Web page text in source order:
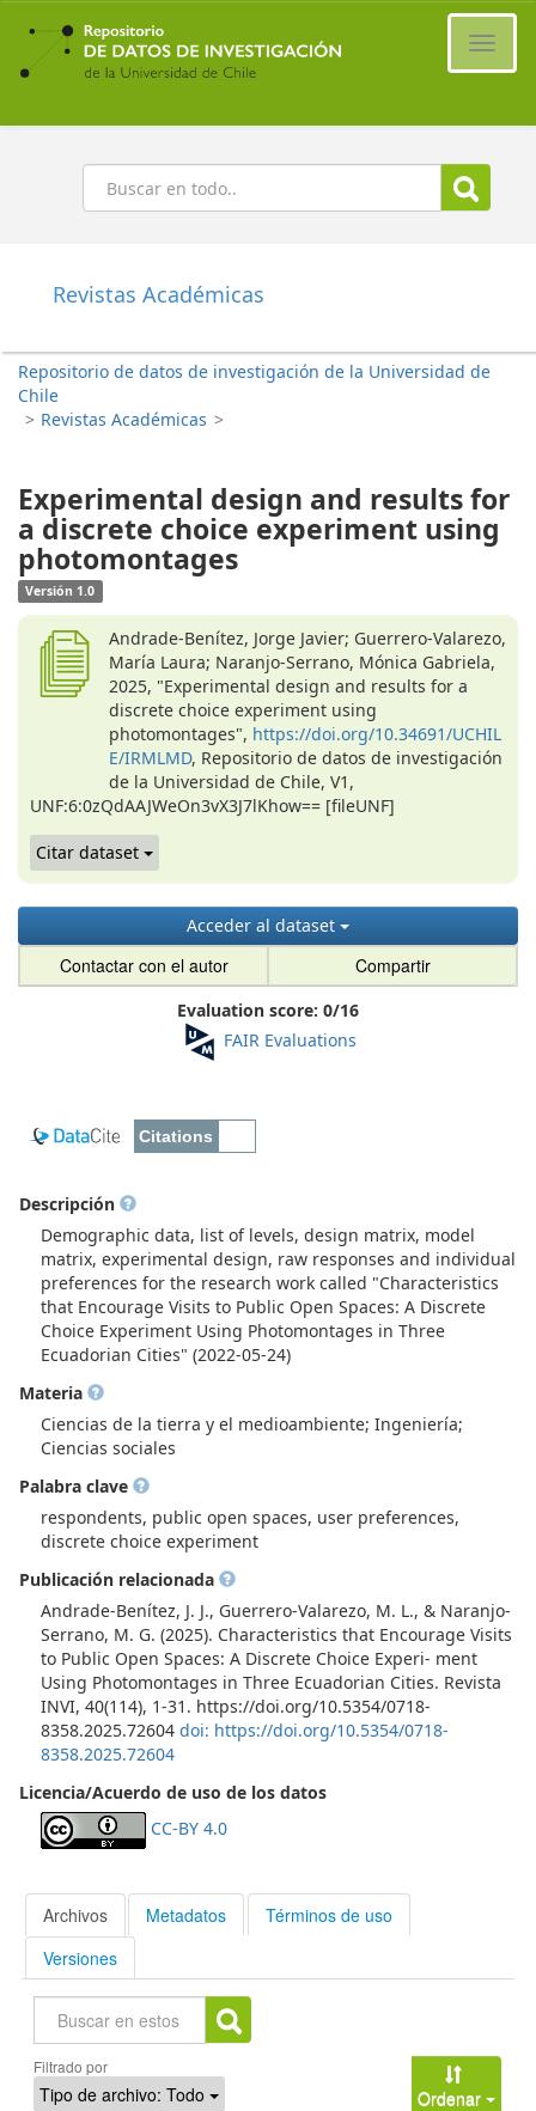
Ir
contenido
principal
Buscar
Revistas Académicas
Repositorio de datos de investigación de la Universidad de
Chile
> Revistas Académicas >
Experimental design and results for
a discrete choice experiment using
photomontages
Versión 1.0
Andrade-Benítez, Jorge Javier; Guerrero-Valarezo,
María Laura; Naranjo-Serrano, Mónica Gabriela,
2025, "Experimental design and results for a
discrete choice experiment using
photomontages", https://doi.org/10.34691/UCHIL
E/IRMLMD, Repositorio de datos de investigación
de la Universidad de Chile, V1,
UNF:6:0zQdAAJWeOn3vX3J7lKhow== [fileUNF]
Citar dataset
Acceder al dataset
Contactar con el autor Compartir
Evaluation score: 0/16
FAIR Evaluations
Descripción
Demographic data, list of levels, design matrix, model
matrix, experimental design, raw responses and individual
preferences for the research work called "Characteristics
that Encourage Visits to Public Open Spaces: A Discrete
Choice Experiment Using Photomontages in Three
Ecuadorian Cities" (2022-05-24)
Materia
Ciencias de la tierra y el medioambiente; Ingeniería;
Ciencias sociales
Palabra clave
respondents, public open spaces, user preferences,
discrete choice experiment
Publicación relacionada
Andrade-Benítez, J. J., Guerrero-Valarezo, M. L., & Naranjo-
Serrano, M. G. (2025). Characteristics that Encourage Visits
to Public Open Spaces: A Discrete Choice Experi- ment
Using Photomontages in Three Ecuadorian Cities. Revista
INVI, 40(114), 1-31. https://doi.org/10.5354/0718-
8358.2025.72604 doi: https://doi.org/10.5354/0718-
8358.2025.72604
Licencia/Acuerdo de uso de los datos
CC-BY 4.0
Archivos Metadatos
Términos de uso
Versiones
Buscar
Filtrado por
Tipo de archivo: Todo
Ordenar